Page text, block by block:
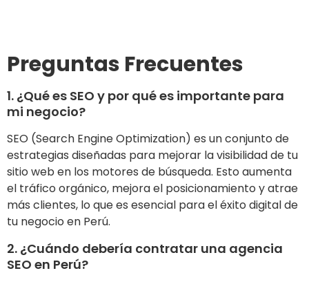
Preguntas Frecuentes
1. ¿Qué es SEO y por qué es importante para
mi negocio?
SEO (Search Engine Optimization) es un conjunto de
estrategias diseñadas para mejorar la visibilidad de tu
sitio web en los motores de búsqueda. Esto aumenta
el tráfico orgánico, mejora el posicionamiento y atrae
más clientes, lo que es esencial para el éxito digital de
tu negocio en Perú.
2. ¿Cuándo debería contratar una agencia
SEO en Perú?